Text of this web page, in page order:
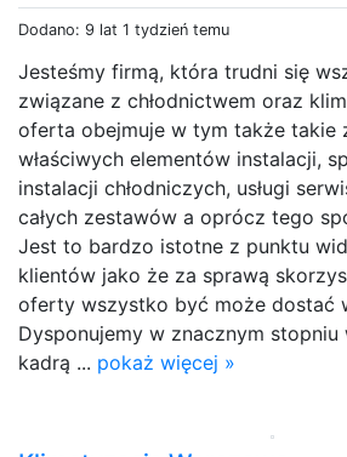
Dodano: 9 lat 1 tydzień temu
Jesteśmy firmą, która trudni się
związane z chłodnictwem oraz
oferta obejmuje w tym także takie
właściwych elementów instalacji,
instalacji chłodniczych, usługi
całych zestawów a oprócz tego
Jest to bardzo istotne z punktu
klientów jako że za sprawą
oferty wszystko być może dostać
Dysponujemy w znacznym
kadrą ... pokaż więcej »